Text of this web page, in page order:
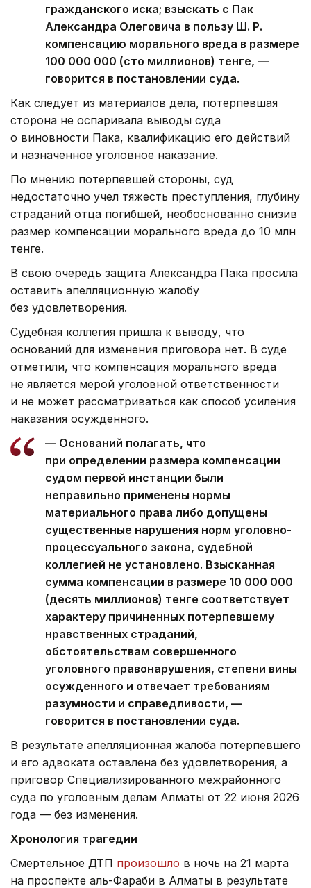
гражданского иска; взыскать с Пак
Александра Олеговича в пользу Ш. Р.
компенсацию морального вреда в размере
100 000 000 (сто миллионов) тенге, —
говорится в постановлении суда.
Как следует из материалов дела, потерпевшая
сторона не оспаривала выводы суда
о виновности Пака, квалификацию его действий
и назначенное уголовное наказание.
По мнению потерпевшей стороны, суд
недостаточно учел тяжесть преступления, глубину
страданий отца погибшей, необоснованно снизив
размер компенсации морального вреда до 10 млн
тенге.
В свою очередь защита Александра Пака просила
оставить апелляционную жалобу
без удовлетворения.
Судебная коллегия пришла к выводу, что
оснований для изменения приговора нет. В суде
отметили, что компенсация морального вреда
не является мерой уголовной ответственности
и не может рассматриваться как способ усиления
наказания осужденного.
— Оснований полагать, что
при определении размера компенсации
судом первой инстанции были
неправильно применены нормы
материального права либо допущены
существенные нарушения норм уголовно-
процессуального закона, судебной
коллегией не установлено. Взысканная
сумма компенсации в размере 10 000 000
(десять миллионов) тенге соответствует
характеру причиненных потерпевшему
нравственных страданий,
обстоятельствам совершенного
уголовного правонарушения, степени вины
осужденного и отвечает требованиям
разумности и справедливости, —
говорится в постановлении суда.
В результате апелляционная жалоба потерпевшего
и его адвоката оставлена без удовлетворения, а
приговор Специализированного межрайонного
суда по уголовным делам Алматы от 22 июня 2026
года — без изменения.
Хронология трагедии
Смертельное ДТП произошло в ночь на 21 марта
на проспекте аль-Фараби в Алматы в результате